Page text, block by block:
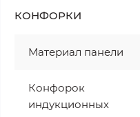
КОНФОРКИ
Материал панели
Конфорок
индукционных